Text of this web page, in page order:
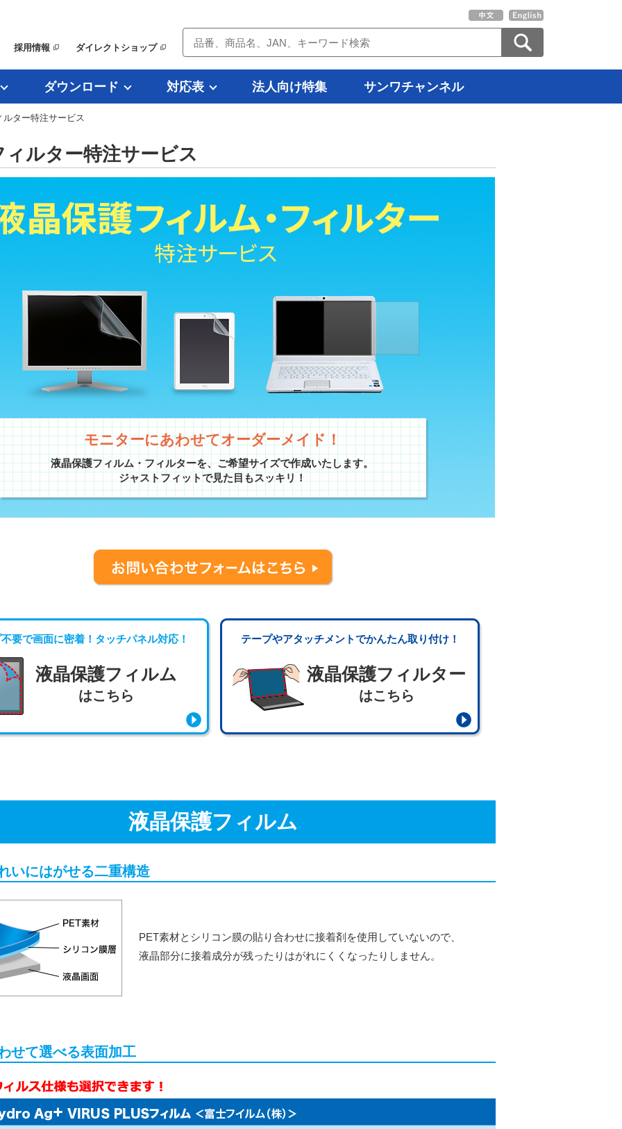
採用情報 ダイレクトショップ
ダウンロード 対応表 法人向け特集 サンワチャンネル
ター特注サービス
ルター特注サービス
モニターにあわせてオーダーメイド！
液晶保護フィルム・フィルターを、ご希望サイズで作成いたします。
ジャストフィットで見た目もスッキリ！
要で画面に密着！タッチパネル対応！
液晶保護フィルム
はこちら
テープやアタッチメントでかんたん取り付け！
液晶保護フィルター
はこちら
液晶保護フィルム
いにはがせる二重構造
PET素材とシリコン膜の貼り合わせに接着剤を使用していないので、
液晶部分に接着成分が残ったりはがれにくくなったりしません。
せて選べる表面加工